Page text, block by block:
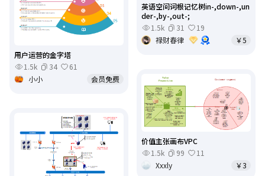
英语空间词根记忆树in-,down-,un
der-,by-,out-;
1.5k
31
19
禄财春律
￥5
用户运营的金字塔
1.5k
34
61
小小
会员免费
价值主张画布VPC
1.5k
99
11
Xxxly
￥3